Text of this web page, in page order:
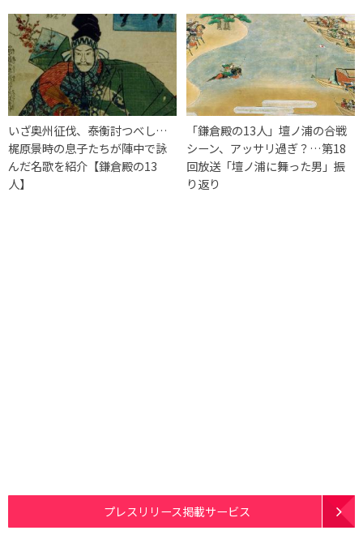
いざ奥州征伐、泰衡討つべし…
梶原景時の息子たちが陣中で詠
んだ名歌を紹介【鎌倉殿の13
人】
「鎌倉殿の13人」壇ノ浦の合戦
シーン、アッサリ過ぎ？…第18
回放送「壇ノ浦に舞った男」振
り返り
プレスリリース掲載サービス